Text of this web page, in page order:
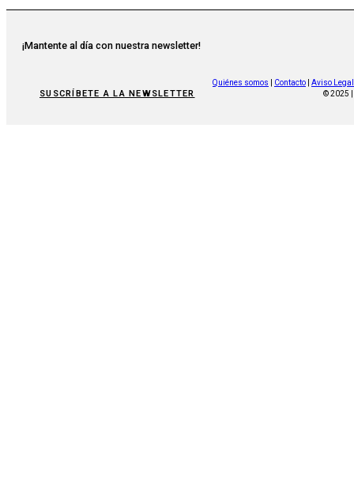
¡Mantente al día con nuestra newsletter!
SUSCRÍBETE A LA NEWSLETTER
Quiénes somos Contacto
Aviso Legal
© 2025